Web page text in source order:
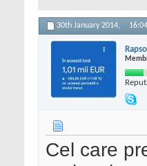
30th January 2014, 16:04
Cel care